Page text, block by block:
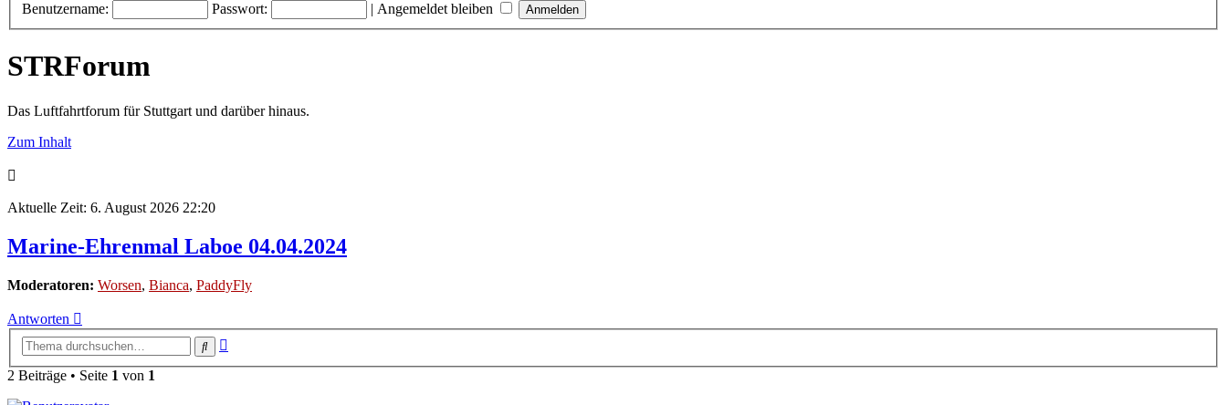
Benutzername: Passwort: | Angemeldet bleiben
STRForum
Das Luftfahrtforum für Stuttgart und darüber hinaus.
Zum Inhalt
Aktuelle Zeit: 6. August 2026 22:20
Marine-Ehrenmal Laboe 04.04.2024
Moderatoren: Worsen, Bianca, PaddyFly
Antworten
Suche
2 Beiträge • Seite 1 von 1